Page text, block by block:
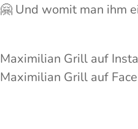
🤗 Und womit man ihm
Maximilian Grill auf
Maximilian Grill auf